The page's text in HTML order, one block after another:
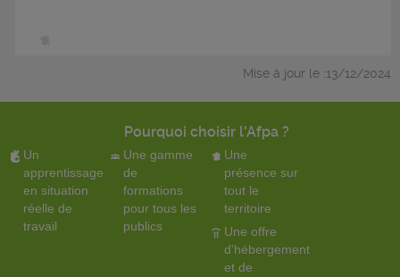
Mise à jour le :13/12/2024
Pourquoi choisir l'Afpa ?
Un
apprentissage
en situation
réelle de
travail
Une gamme
de
formations
pour tous les
publics
Une
présence sur
tout le
territoire
Une offre
d'hébergement
et de